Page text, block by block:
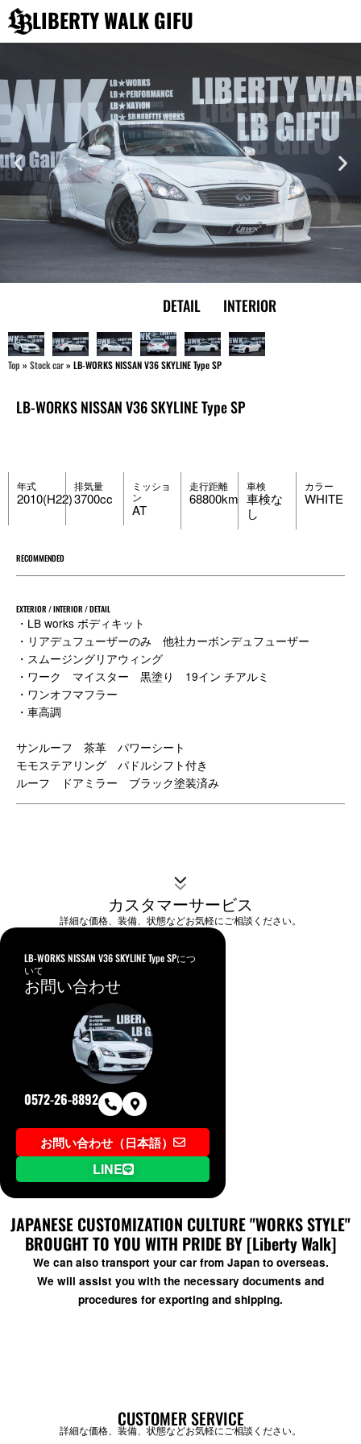
容
を
キ
ッ
プ
LIBERTY WALK GIFU
DETAIL INTERIOR
Top »Stock car»LB-WORKS NISSAN V36 SKYLINE Type SP
LB-WORKS NISSAN V36 SKYLINE Type SP
年式
2010(H22)
排気量
3700cc
ミッショ
ン
AT
走行距離
68800km
車検
車検な
し
カラー
WHITE
RECOMMENDED
EXTERIOR / INTERIOR / DETAIL
・LB works ボディキット
・リアデュフューザーのみ 他社カーボンデュフューザー
・スムージングリアウィング
・ワーク マイスター 黒塗り 19イン チアルミ
・ワンオフマフラー
・車高調
サンルーフ 茶革 パワーシート
モモステアリング パドルシフト付き
ルーフ ドアミラー ブラック塗装済み
カスタマーサービス
詳細な価格、装備、状態などお気軽にご相談ください。
LB-WORKS NISSAN V36 SKYLINE Type SPにつ
いて
お問い合わせ
0572-26-8892
お問い合わせ（日本語）
LINE
JAPANESE CUSTOMIZATION CULTURE "WORKS STYLE"
BROUGHT TO YOU WITH PRIDE BY [Liberty Walk]
We can also transport your car from Japan to overseas.
We will assist you with the necessary documents and
procedures for exporting and shipping.
CUSTOMER SERVICE
詳細な価格、装備、状態などお気軽にご相談ください。